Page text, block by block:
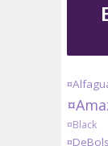
¤Black